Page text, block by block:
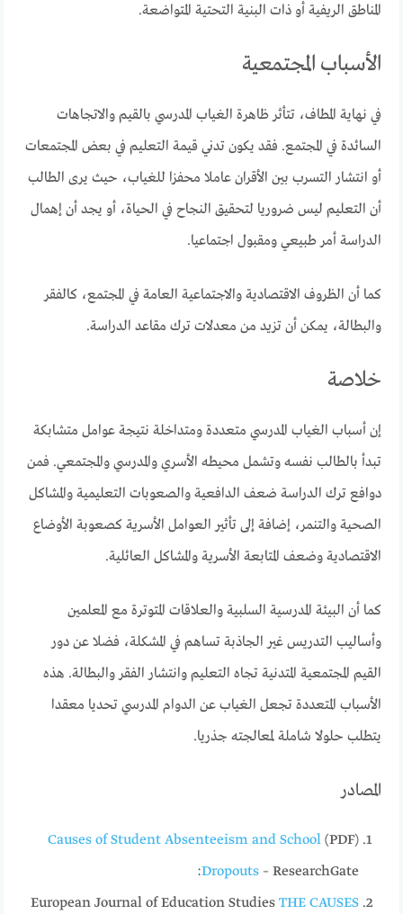
المناطق الريفية أو ذات البنية التحتية المتواضعة.
الأسباب المجتمعية
في نهاية المطاف، تتأثر ظاهرة الغياب المدرسي بالقيم والاتجاهات
السائدة في المجتمع. فقد يكون تدني قيمة التعليم في بعض المجتمعات
أو انتشار التسرب بين الأقران عاملا محفزا للغياب، حيث يرى الطالب
أن التعليم ليس ضروريا لتحقيق النجاح في الحياة، أو يجد أن إهمال
الدراسة أمر طبيعي ومقبول اجتماعيا.
كما أن الظروف الاقتصادية والاجتماعية العامة في المجتمع، كالفقر
والبطالة، يمكن أن تزيد من معدلات ترك مقاعد الدراسة.
خلاصة
إن أسباب الغياب المدرسي متعددة ومتداخلة نتيجة عوامل متشابكة
تبدأ بالطالب نفسه وتشمل محيطه الأسري والمدرسي والمجتمعي. فمن
دوافع ترك الدراسة ضعف الدافعية والصعوبات التعليمية والمشاكل
الصحية والتنمر، إضافة إلى تأثير العوامل الأسرية كصعوبة الأوضاع
الاقتصادية وضعف المتابعة الأسرية والمشاكل العائلية.
كما أن البيئة المدرسية السلبية والعلاقات المتوترة مع المعلمين
وأساليب التدريس غير الجاذبة تساهم في المشكلة، فضلا عن دور
القيم المجتمعية المتدنية تجاه التعليم وانتشار الفقر والبطالة. هذه
الأسباب المتعددة تجعل الغياب عن الدوام المدرسي تحديا معقدا
يتطلب حلولا شاملة لمعالجته جذريا.
المصادر
(PDF)
Causes of Student Absenteeism and School
Dropouts– ResearchGate:
European Journal of Education Studies THE CAUSES